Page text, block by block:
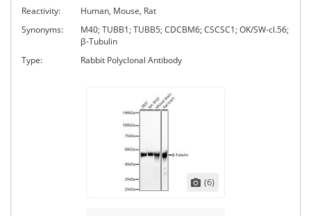
Reactivity:
Human, Mouse, Rat
Synonyms:
M40; TUBB1; TUBB5; CDCBM6; CSCSC1; OK/SW-cl.56;
β-Tubulin
Type:
Rabbit Polyclonal Antibody
(6)